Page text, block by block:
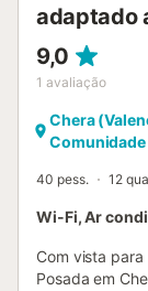
adaptado
9,0
1 avaliação
Chera
40 pess. 12
Wi-Fi, Ar
Com vista
Posada em